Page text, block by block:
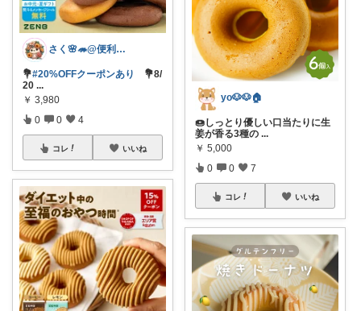
さく🌸🦔@便利でかわいいを探す旅
💐#20%OFFクーポンあり
💐8/
20 ...
￥ 3,980
0 0 4
コレ いいね
yo🐶🐶🏠
🍩しっとり優しい口当たりに生
姜が香る3種の ...
￥ 5,000
0 0 7
コレ いいね